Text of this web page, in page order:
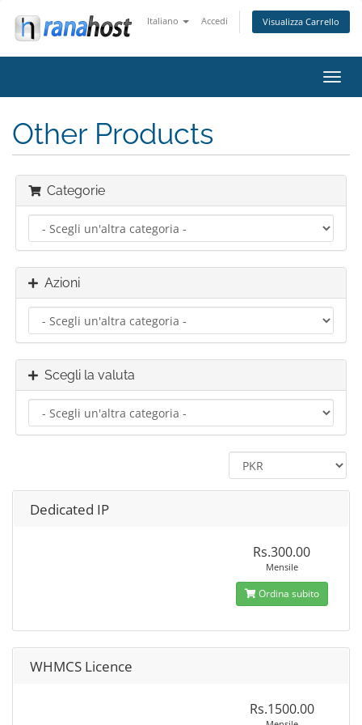
Italiano Accedi Visualizza Carrello
Attiva
Other Products
Categorie
Azioni
Scegli la valuta
Dedicated IP
Rs.300.00
Mensile
Ordina subito
WHMCS Licence
Rs.1500.00